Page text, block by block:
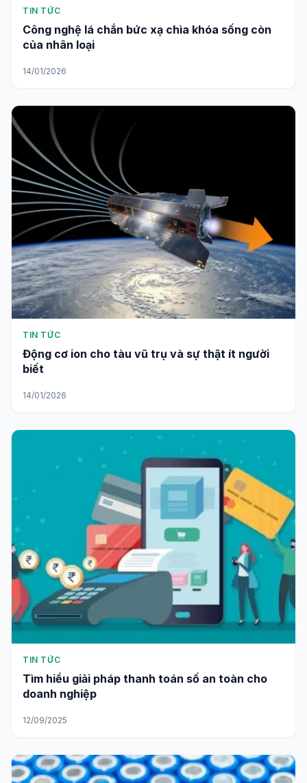
TIN TỨC
Công nghệ lá chắn bức xạ chìa khóa sống còn
của nhân loại
14/01/2026
TIN TỨC
Động cơ ion cho tàu vũ trụ và sự thật ít người
biết
14/01/2026
TIN TỨC
Tìm hiểu giải pháp thanh toán số an toàn cho
doanh nghiệp
12/09/2025